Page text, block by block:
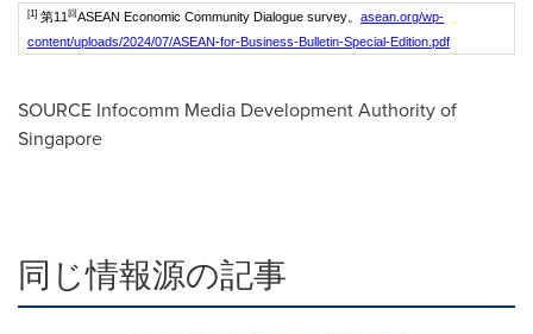
[1]第11 回ASEAN Economic Community Dialogue survey。 asean.org/wp-
content/uploads/2024/07/ASEAN-for-Business-Bulletin-Special-Edition.pdf
SOURCE Infocomm Media Development Authority of
Singapore
同じ情報源の記事